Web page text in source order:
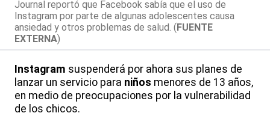
Journal reportó que Facebook sabía que el uso de
Instagram por parte de algunas adolescentes causa
ansiedad y otros problemas de salud. (FUENTE
EXTERNA)
Instagram suspenderá por ahora sus planes de
lanzar un servicio para niños menores de 13 años,
en medio de preocupaciones por la vulnerabilidad
de los chicos.